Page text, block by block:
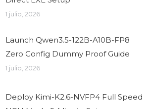
1 julio, 2026
Launch Qwen3.5-122B-A10B-FP8
Zero Config Dummy Proof Guide
1 julio, 2026
Deploy Kimi-K2.6-NVFP4 Full Speed